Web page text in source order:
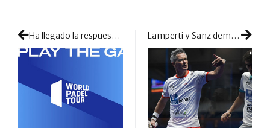
Ha llegado la respuesta: por fin el circuito WPT se pronuncia sobre la competición de Catar y la participación de los jugadores Lamperti y Sanz demuestran su favoritismo para meterse en la gran final del Challenger de Getafe